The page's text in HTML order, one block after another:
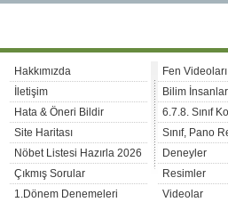
Hakkımızda
İletişim
Hata & Öneri Bildir
Site Haritası
Nöbet Listesi Hazırla 2026
Çıkmış Sorular
1.Dönem Denemeleri
Fen Videoları
Bilim
6.7.8. Sınıf
Sınıf, Pano
Deneyler
Resimler
Videolar